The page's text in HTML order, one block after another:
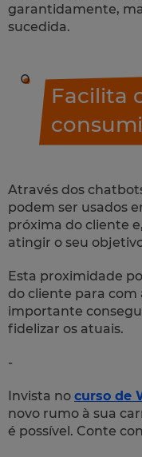
garantidamente,
sucedida.
Facilita
Através dos
podem ser usados
próxima do cliente
atingir o seu
Esta proximidade
do cliente para com
importante
fidelizar os atuais.
-
Invista no curso de
novo rumo à sua
é possível. Conte